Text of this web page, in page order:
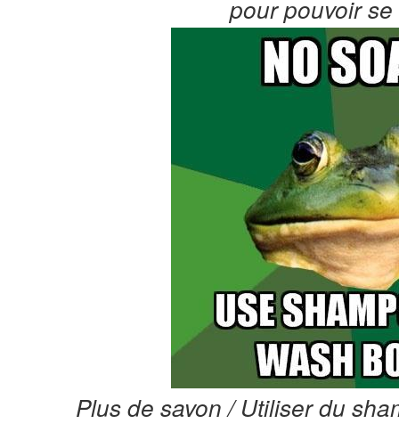
pour pouvoir se
Plus de savon / Utiliser du